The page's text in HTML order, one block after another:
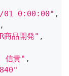
01 0:00:00" ,
,
商品開発" ,
信貴" ,